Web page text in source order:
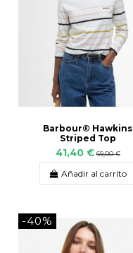
Barbour® Hawkins
Striped Top
41,40 € 69,00 €
Añadir al carrito
-40%